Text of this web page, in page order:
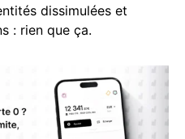
dissimulées et
: rien que ça.